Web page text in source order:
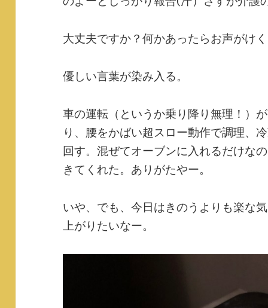
大丈夫ですか？何かあったらお声がけ
優しい言葉が染み入る。
車の運転（というか乗り降り無理！）
り、腰をかばい超スロー動作で調理、
回す。混ぜてオーブンに入れるだけな
きてくれた。ありがたやー。
いや、でも、今日はきのうよりも楽な
上がりたいなー。